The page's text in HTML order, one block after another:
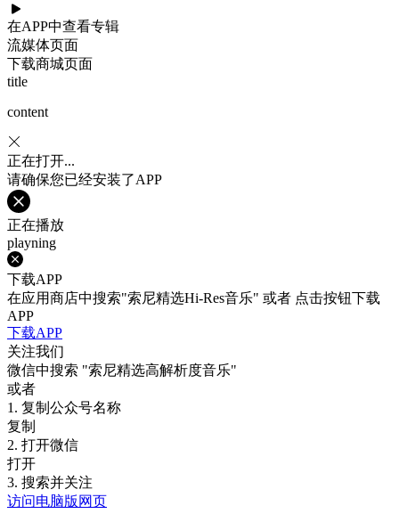
在APP中查看专辑
流媒体页面
下载商城页面
title
content
正在打开...
请确保您已经安装了APP
正在播放
playning
下载APP
在应用商店中搜索"索尼精选Hi-Res音乐" 或者 点击按钮下载
APP
下载APP
关注我们
微信中搜索 "索尼精选高解析度音乐"
或者
1. 复制公众号名称
复制
2. 打开微信
打开
3. 搜索并关注
访问电脑版网页